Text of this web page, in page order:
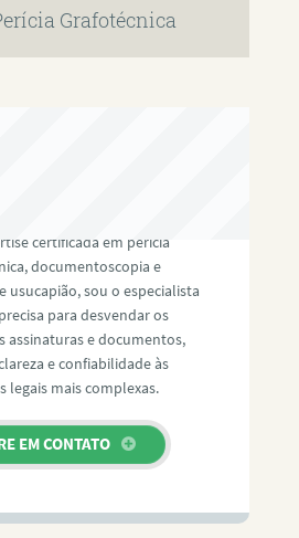
Grafotécnica
certificada em perícia
documentoscopia e
usucapião, sou o especialista
para desvendar os
assinaturas e documentos,
e confiabilidade às
legais mais complexas.
EM CONTATO